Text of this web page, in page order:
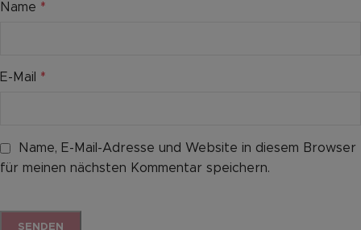
Name *
E-Mail *
Name, E-Mail-Adresse und Website in diesem Browser
für meinen nächsten Kommentar speichern.